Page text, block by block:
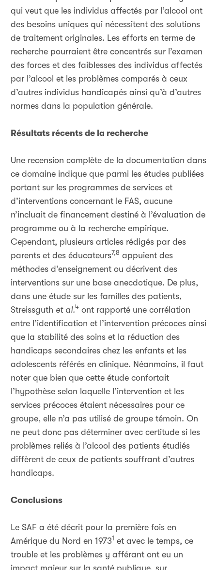
qui veut que les individus affectés par l’alcool ont
des besoins uniques qui nécessitent des solutions
de traitement originales. Les efforts en terme de
recherche pourraient être concentrés sur l’examen
des forces et des faiblesses des individus affectés
par l’alcool et les problèmes comparés à ceux
d’autres individus handicapés ainsi qu’à d’autres
normes dans la population générale.
Résultats récents de la recherche
Une recension complète de la documentation dans
ce domaine indique que parmi les études publiées
portant sur les programmes de services et
d’interventions concernant le FAS, aucune
n’incluait de financement destiné à l’évaluation de
programme ou à la recherche empirique.
Cependant, plusieurs articles rédigés par des
parents et des éducateurs7,8 appuient des
méthodes d’enseignement ou décrivent des
interventions sur une base anecdotique. De plus,
dans une étude sur les familles des patients,
Streissguth et al.4 ont rapporté une corrélation
entre l’identification et l’intervention précoces ainsi
que la stabilité des soins et la réduction des
handicaps secondaires chez les enfants et les
adolescents référés en clinique. Néanmoins, il faut
noter que bien que cette étude confortait
l’hypothèse selon laquelle l’intervention et les
services précoces étaient nécessaires pour ce
groupe, elle n’a pas utilisé de groupe témoin. On
ne peut donc pas déterminer avec certitude si les
problèmes reliés à l’alcool des patients étudiés
diffèrent de ceux de patients souffrant d’autres
handicaps.
Conclusions
Le SAF a été décrit pour la première fois en
Amérique du Nord en 19731 et avec le temps, ce
trouble et les problèmes y afférant ont eu un
impact majeur sur la santé publique, sur